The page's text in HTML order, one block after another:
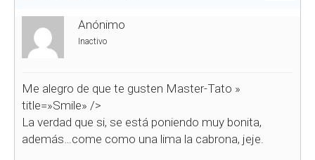
Anónimo
Inactivo
Me alegro de que te gusten Master-Tato »
title=»Smile» />
La verdad que si, se está poniendo muy bonita,
además…come como una lima la cabrona, jeje.